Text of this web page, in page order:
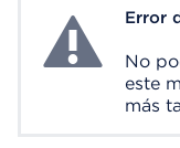
System Error
Error
No
este
más